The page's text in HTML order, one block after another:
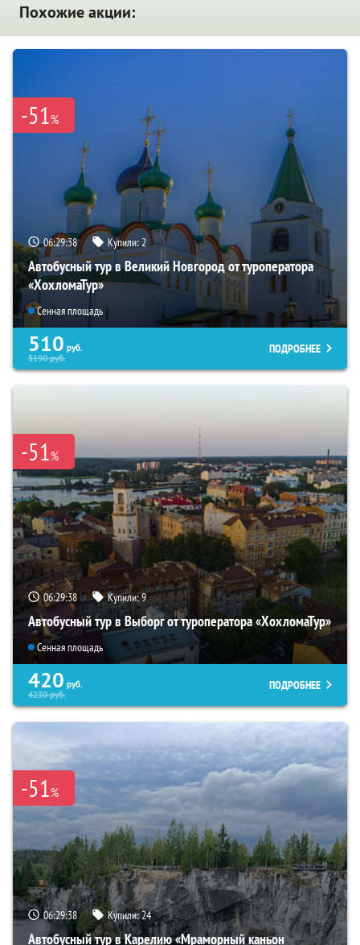
Похожие акции:
-51%
06:29:37 Купили:2
Автобусный тур в Великий Новгород от туроператора
«ХохломаТур»
Сенная площадь
510 руб.
5190руб.
ПОДРОБНЕЕ
-51%
06:29:37 Купили:9
Автобусный тур в Выборг от туроператора «ХохломаТур»
Сенная площадь
420 руб.
4230руб.
ПОДРОБНЕЕ
-51%
06:29:37 Купили:24
Автобусный тур в Карелию «Мраморный каньон